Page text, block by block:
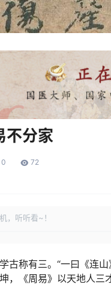
不分家
0 72
，听听看~！
古称有三。“一曰《连
，《周易》以天地人